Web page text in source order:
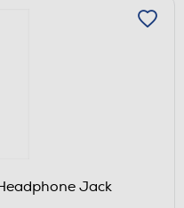
Jack